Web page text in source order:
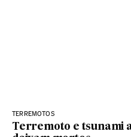
TERREMOTOS
Terremoto e tsunami